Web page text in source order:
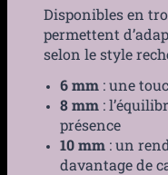
Disponibles en
permettent
selon le style
6 mm : une
8 mm :
présence
10 mm : un
davantage de